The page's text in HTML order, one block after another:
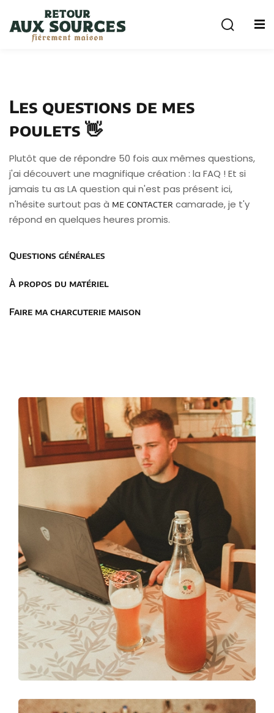
Les questions de mes
poulets 👋
Plutôt que de répondre 50 fois aux mêmes questions,
j'ai découvert une magnifique création : la FAQ ! Et si
jamais tu as LA question qui n'est pas présent ici,
n'hésite surtout pas à me contacter camarade, je t'y
répond en quelques heures promis.
Questions générales
À propos du matériel
Faire ma charcuterie maison
Sign in
Remember me Lost your password?
Already have an account?